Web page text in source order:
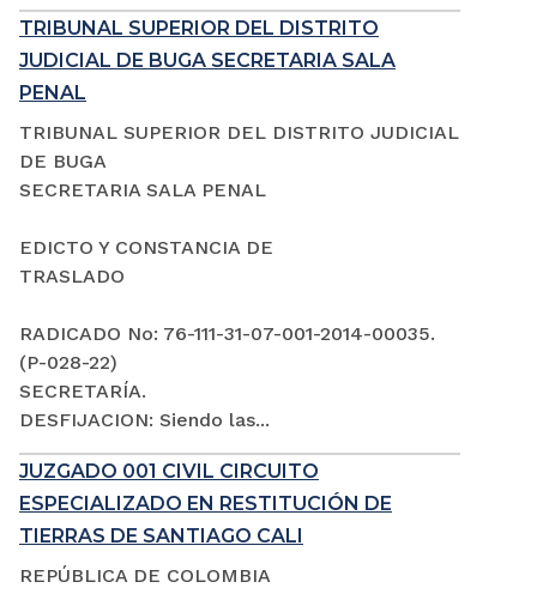
TRIBUNAL SUPERIOR DEL DISTRITO
JUDICIAL DE BUGA SECRETARIA SALA
PENAL
TRIBUNAL SUPERIOR DEL DISTRITO JUDICIAL
DE BUGA
SECRETARIA SALA PENAL
EDICTO Y CONSTANCIA DE
TRASLADO
RADICADO No: 76-111-31-07-001-2014-00035.
(P-028-22)
SECRETARÍA.
DESFIJACION: Siendo las...
JUZGADO 001 CIVIL CIRCUITO
ESPECIALIZADO EN RESTITUCIÓN DE
TIERRAS DE SANTIAGO CALI
REPÚBLICA DE COLOMBIA